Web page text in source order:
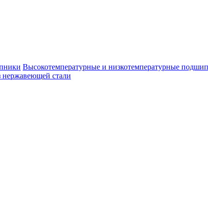
Высокотемпературные и низкотемпературные
стали